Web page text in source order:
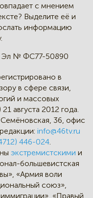
с мнением
Выделите её и
информацию
Эл № ФС77-50890
в
в сфере связи,
и массовых
августа 2012 года.
36, офис
info@46tv.ru
446-024
экстремистскими и
большевистская
«Армия воли
союз»,
«Правый